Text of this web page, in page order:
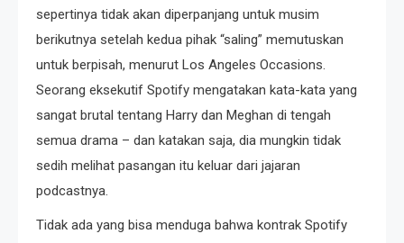
sepertinya tidak akan diperpanjang untuk musim
berikutnya setelah kedua pihak “saling” memutuskan
untuk berpisah, menurut Los Angeles Occasions.
Seorang eksekutif Spotify mengatakan kata-kata yang
sangat brutal tentang Harry dan Meghan di tengah
semua drama – dan katakan saja, dia mungkin tidak
sedih melihat pasangan itu keluar dari jajaran
podcastnya.
Tidak ada yang bisa menduga bahwa kontrak Spotify